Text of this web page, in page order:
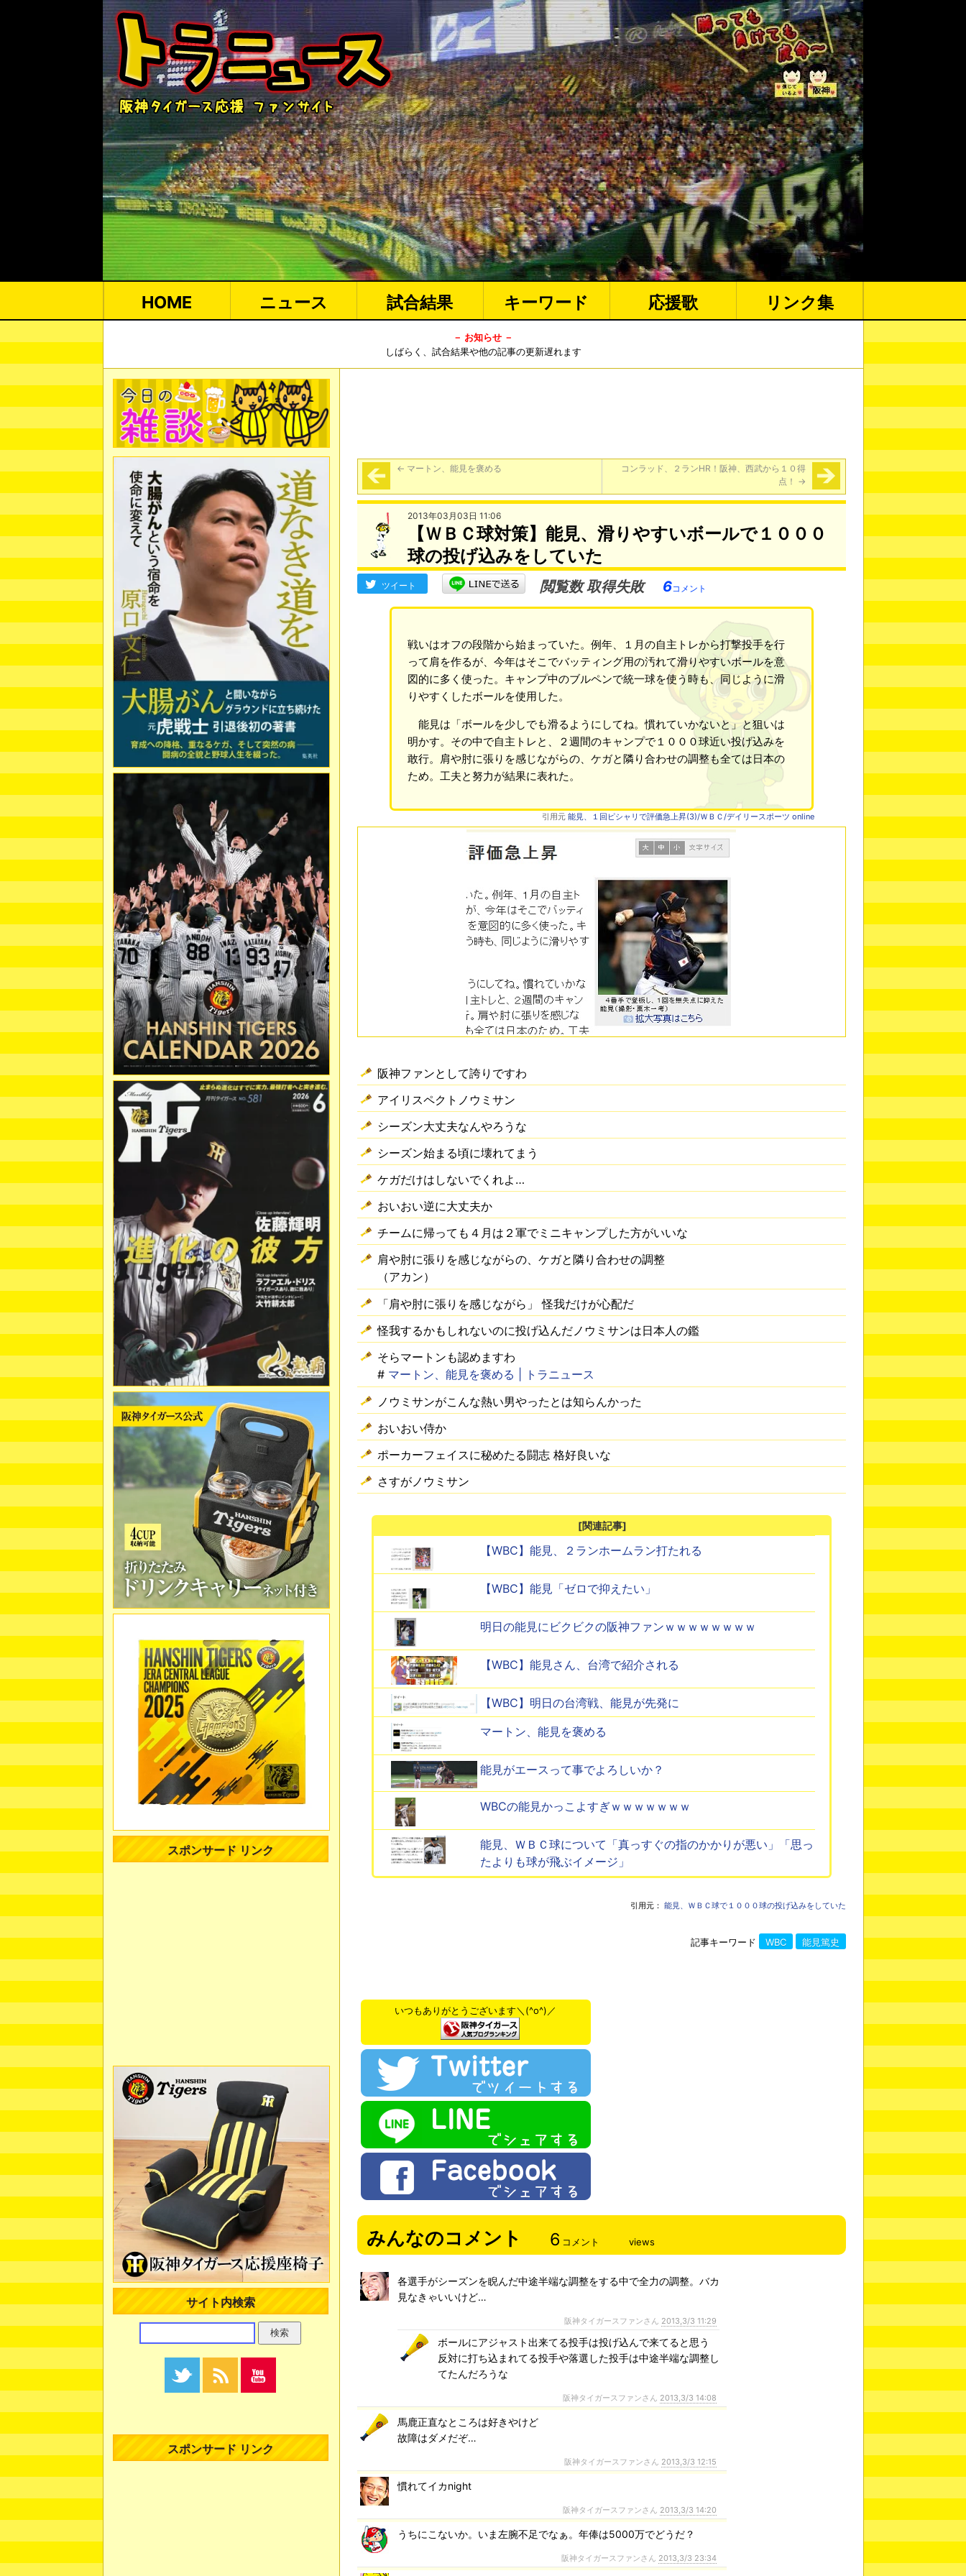
HOME ニュース 試合結果 キーワード 応援歌 リンク集
－ お知らせ －
しばらく、試合結果や他の記事の更新遅れます
← マートン、能見を褒める
コンラッド、２ランHR！阪神、西武から１０得
点！ →
2013年03月03日 11:06
【ＷＢＣ球対策】能見、滑りやすいボールで１０００
球の投げ込みをしていた
ツイート 閲覧数 取得失敗 6コメント
戦いはオフの段階から始まっていた。例年、１月の自主トレから打撃投手を行
って肩を作るが、今年はそこでバッティング用の汚れて滑りやすいボールを意
図的に多く使った。キャンプ中のブルペンで統一球を使う時も、同じように滑
りやすくしたボールを使用した。
能見は「ボールを少しでも滑るようにしてね。慣れていかないと」と狙いは
明かす。その中で自主トレと、２週間のキャンプで１０００球近い投げ込みを
敢行。肩や肘に張りを感じながらの、ケガと隣り合わせの調整も全ては日本の
ため。工夫と努力が結果に表れた。
引用元 能見、１回ピシャリで評価急上昇(3)/ＷＢＣ/デイリースポーツ online
阪神ファンとして誇りですわ
アイリスペクトノウミサン
シーズン大丈夫なんやろうな
シーズン始まる頃に壊れてまう
ケガだけはしないでくれよ…
おいおい逆に大丈夫か
チームに帰っても４月は２軍でミニキャンプした方がいいな
肩や肘に張りを感じながらの、ケガと隣り合わせの調整
（アカン）
「肩や肘に張りを感じながら」 怪我だけが心配だ
怪我するかもしれないのに投げ込んだノウミサンは日本人の鑑
そらマートンも認めますわ
# マートン、能見を褒める | トラニュース
ノウミサンがこんな熱い男やったとは知らんかった
おいおい侍か
ポーカーフェイスに秘めたる闘志 格好良いな
さすがノウミサン
[関連記事]
【WBC】能見、２ランホームラン打たれる
【WBC】能見「ゼロで抑えたい」
明日の能見にビクビクの阪神ファンｗｗｗｗｗｗｗｗ
【WBC】能見さん、台湾で紹介される
【WBC】明日の台湾戦、能見が先発に
マートン、能見を褒める
能見がエースって事でよろしいか？
WBCの能見かっこよすぎｗｗｗｗｗｗｗ
能見、ＷＢＣ球について「真っすぐの指のかかりが悪い」「思っ
たよりも球が飛ぶイメージ」
引用元： 能見、ＷＢＣ球で１０００球の投げ込みをしていた
記事キーワード WBC 能見篤史
いつもありがとうございます＼(^o^)／
みんなのコメント 6 コメント views
各選手がシーズンを睨んだ中途半端な調整をする中で全力の調整。バカ
見なきゃいいけど…
阪神タイガースファンさん 2013,3/3 11:29
ボールにアジャスト出来てる投手は投げ込んで来てると思う
反対に打ち込まれてる投手や落選した投手は中途半端な調整し
てたんだろうな
阪神タイガースファンさん 2013,3/3 14:08
馬鹿正直なところは好きやけど
故障はダメだぞ…
阪神タイガースファンさん 2013,3/3 12:15
慣れてイカnight
阪神タイガースファンさん 2013,3/3 14:20
うちにこないか。いま左腕不足でなぁ。年俸は5000万でどうだ？
阪神タイガースファンさん 2013,3/3 23:34
スポンサード リンク
サイト内検索
スポンサード リンク